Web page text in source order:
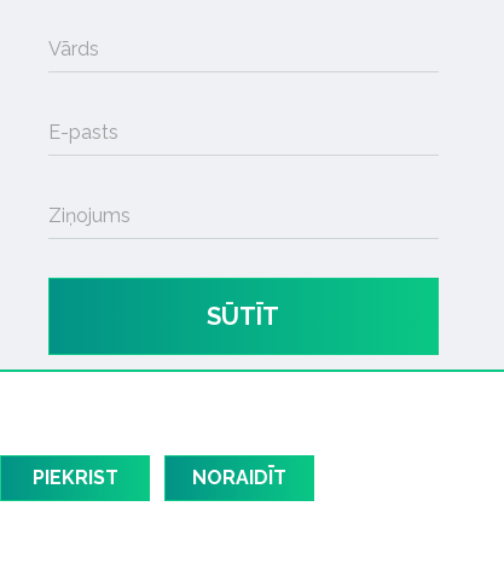
Vārds
E-pasts
Ziņojums
SŪTĪT
PIEKRIST NORAIDĪT